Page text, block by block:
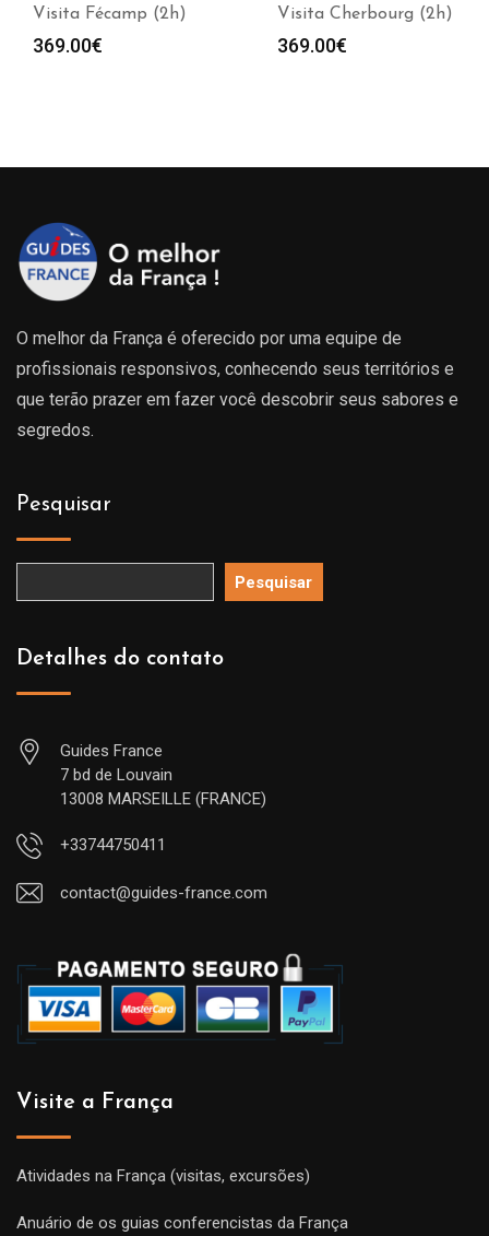
Visita Fécamp (2h)
369.00€
Visita Cherbourg (2h)
369.00€
O melhor da França é oferecido por uma equipe de
profissionais responsivos, conhecendo seus territórios e
que terão prazer em fazer você descobrir seus sabores e
segredos.
Pesquisar
Pesquisar
Detalhes do contato
Guides France
7 bd de Louvain
13008 MARSEILLE (FRANCE)
+33744750411
contact@guides-france.com
Visite a França
Atividades na França (visitas, excursões)
Anuário de os guias conferencistas da França